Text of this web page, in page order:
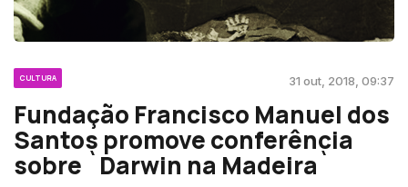
CULTURA 31 out, 2018, 09:37
Fundação Francisco Manuel dos
Santos promove conferência
sobre `Darwin na Madeira`